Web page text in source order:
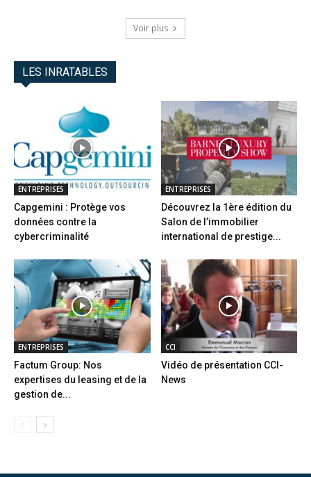
Voir plus
LES INRATABLES
ENTREPRISES
Capgemini : Protège vos
données contre la
cybercriminalité
ENTREPRISES
Découvrez la 1ère édition du
Salon de l’immobilier
international de prestige...
ENTREPRISES
Factum Group: Nos
expertises du leasing et de la
gestion de...
CCI
Vidéo de présentation CCI-
News